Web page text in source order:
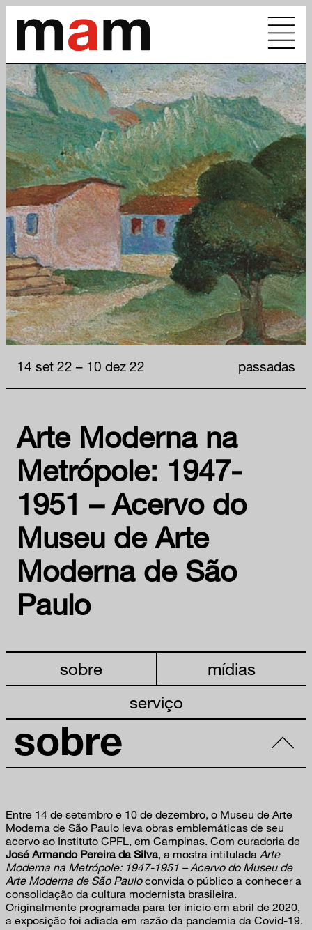
Arte Moderna na
Metrópole: 1947-
1951 – Acervo do
Museu de Arte
Moderna de São
Paulo
14 set 22 – 10 dez 22 passadas
sobre
mídias
serviço
sobre
Entre 14 de setembro e 10 de dezembro, o Museu de Arte
Moderna de São Paulo leva obras emblemáticas de seu
acervo ao Instituto CPFL, em Campinas. Com curadoria de
José Armando Pereira da Silva, a mostra intitulada Arte
Moderna na Metrópole: 1947-1951 – Acervo do Museu de
Arte Moderna de São Pauloconvida o público a conhecer a
consolidação da cultura modernista brasileira.
Originalmente programada para ter início em abril de 2020,
a exposição foi adiada em razão da pandemia da Covid-19.